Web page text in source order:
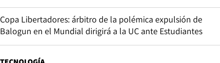
Copa Libertadores: árbitro de la polémica expulsión de
Balogun en el Mundial dirigirá a la UC ante Estudiantes